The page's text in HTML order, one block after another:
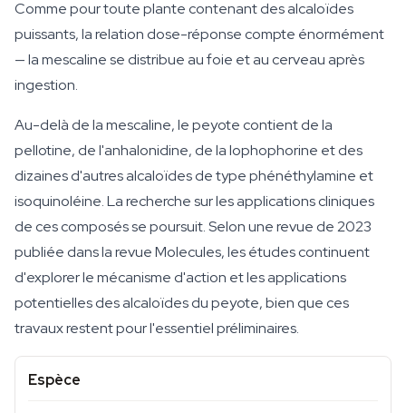
Comme pour toute plante contenant des alcaloïdes
puissants, la relation dose-réponse compte énormément
— la mescaline se distribue au foie et au cerveau après
ingestion.
Au-delà de la mescaline, le peyote contient de la
pellotine, de l'anhalonidine, de la lophophorine et des
dizaines d'autres alcaloïdes de type phénéthylamine et
isoquinoléine. La recherche sur les applications cliniques
de ces composés se poursuit. Selon une revue de 2023
publiée dans la revue Molecules, les études continuent
d'explorer le mécanisme d'action et les applications
potentielles des alcaloïdes du peyote, bien que ces
travaux restent pour l'essentiel préliminaires.
Espèce